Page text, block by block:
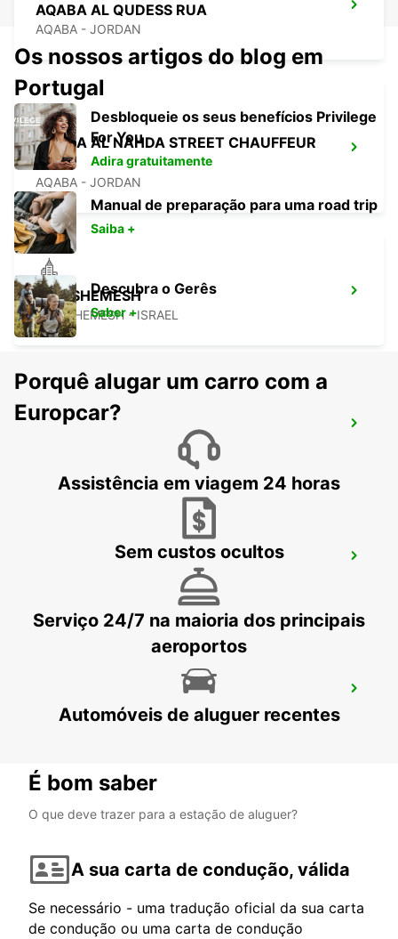
AQABA AL QUDESS RUA
AQABA - JORDAN
AQABA AL NAHDA STREET CHAUFFEUR
SER
AQABA - JORDAN
BEIT SHEMESH
BEIT SHEMESH - ISRAEL
JERUSALEM
QUEEN ALIA INT APT CHAUFFEUR SERV
AMMAN - JORDAN
Os nossos artigos do blog em
Portugal
Desbloqueie os seus benefícios Privilege
For You
Adira gratuitamente
Manual de preparação para uma road trip
Saiba +
Descubra o Gerês
Saber +
Porquê alugar um carro com a
Europcar?
Assistência em viagem 24 horas
Sem custos ocultos
Serviço 24/7 na maioria dos principais
aeroportos
Automóveis de aluguer recentes
É bom saber
O que deve trazer para a estação de aluguer?
A sua carta de condução, válida
Se necessário - uma tradução oficial da sua carta
de condução ou uma carta de condução